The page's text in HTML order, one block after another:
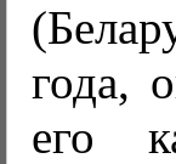
года,
его